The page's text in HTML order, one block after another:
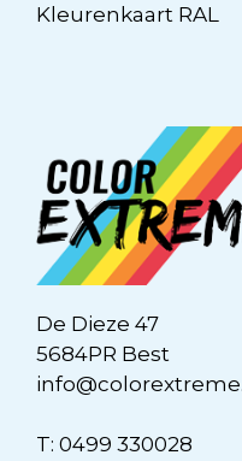
Kleurenkaart RAL
De Dieze 47
5684PR Best
T: 0499 330028